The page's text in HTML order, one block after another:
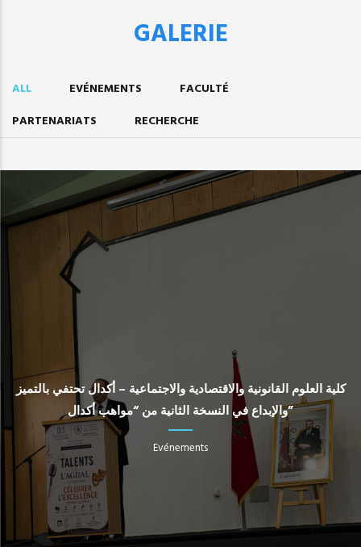
GALERIE
ALL EVÉNEMENTS
FACULTÉ
PARTENARIATS
RECHERCHE
كلية العلوم القانونية والاقتصادية والاجتماعية – أكدال تحتفي بالتميز
والإبداع في النسخة الثانية من “مواهب أكدال”
Evénements